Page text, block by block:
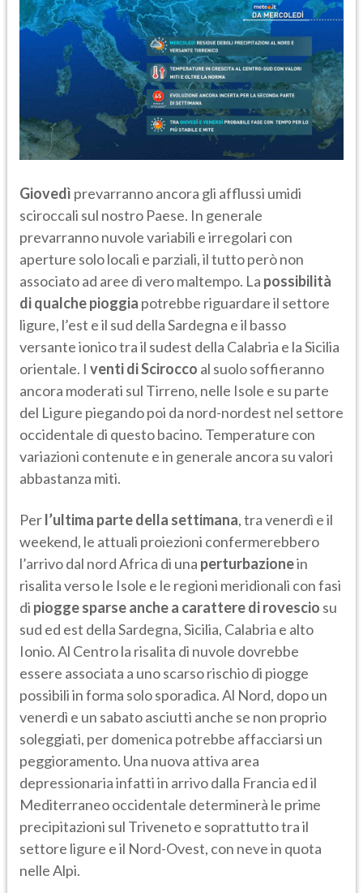
Giovedì prevarranno ancora gli afflussi umidi
sciroccali sul nostro Paese. In generale
prevarranno nuvole variabili e irregolari con
aperture solo locali e parziali, il tutto però non
associato ad aree di vero maltempo. La possibilità
di qualche pioggia potrebbe riguardare il settore
ligure, l’est e il sud della Sardegna e il basso
versante ionico tra il sudest della Calabria e la Sicilia
orientale. I venti di Scirocco al suolo soffieranno
ancora moderati sul Tirreno, nelle Isole e su parte
del Ligure piegando poi da nord-nordest nel settore
occidentale di questo bacino. Temperature con
variazioni contenute e in generale ancora su valori
abbastanza miti.
Perl’ultima parte della settimana, tra venerdì e il
weekend, le attuali proiezioni confermerebbero
l’arrivo dal nord Africa di una perturbazionein
risalita verso le Isole e le regioni meridionali con fasi
di piogge sparse anche a carattere di rovescio su
sud ed est della Sardegna, Sicilia, Calabria e alto
Ionio. Al Centro la risalita di nuvole dovrebbe
essere associata a uno scarso rischio di piogge
possibili in forma solo sporadica. Al Nord, dopo un
venerdì e un sabato asciutti anche se non proprio
soleggiati, per domenica potrebbe affacciarsi un
peggioramento. Una nuova attiva area
depressionaria infatti in arrivo dalla Francia ed il
Mediterraneo occidentale determinerà le prime
precipitazioni sul Triveneto e soprattutto tra il
settore ligure e il Nord-Ovest, con neve in quota
nelle Alpi.